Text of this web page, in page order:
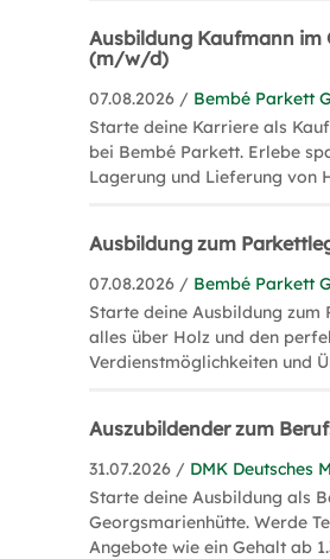
Ausbildung Kaufmann
(m/w/d)
07.08.2026 / Bembé Parkett
Starte deine Karriere als
bei Bembé Parkett. Erlebe
Lagerung und Lieferung von
Ausbildung zum
07.08.2026 / Bembé Parkett
Starte deine Ausbildung
alles über Holz und den
Verdienstmöglichkeiten und
Auszubildender zum
31.07.2026 / DMK Deutsches
Starte deine Ausbildung als
Georgsmarienhütte. Werde
Angebote wie ein Gehalt ab